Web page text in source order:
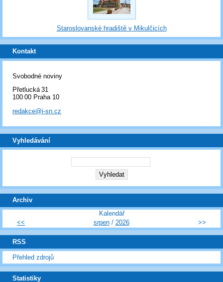
Staroslovanské hradiště v Mikulčicích
Kontakt
Svobodné noviny
Přetlucká 31
100 00 Praha 10
redakce@i-sn.cz
Vyhledávání
Archiv
Kalendář
<<
srpen/ 2026 >>
RSS
Přehled zdrojů
Statistiky